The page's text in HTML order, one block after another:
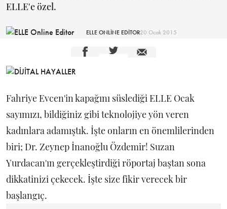
ELLE'e özel.
ELLE ONLİNE EDİTOR20 Ocak 2015
Fahriye Evcen'in kapağını süslediği ELLE Ocak
sayımızı, bildiğiniz gibi teknolojiye yön veren
kadınlara adamıştık. İşte onların en önemlilerinden
biri; Dr. Zeynep İnanoğlu Özdemir! Suzan
Yurdacan'ın gerçekleştirdiği röportaj baştan sona
dikkatinizi çekecek. İşte size fikir verecek bir
başlangıç.